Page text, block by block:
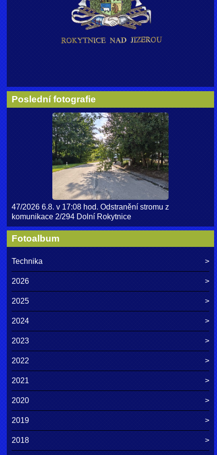
Poslední fotografie
47/2026 6.8. v 17:08 hod. Odstranění stromu z
komunikace 2/294 Dolní Rokytnice
Fotoalbum
Technika
2026
2025
2024
2023
2022
2021
2020
2019
2018